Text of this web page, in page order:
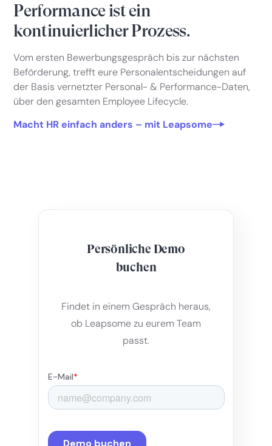
Performance ist ein
kontinuierlicher Prozess.
Vom ersten Bewerbungsgespräch bis zur nächsten
Beförderung, trefft eure Personalentscheidungen auf
der Basis vernetzter Personal- & Performance-Daten,
über den gesamten Employee Lifecycle.
Macht HR einfach anders – mit Leapsome
Persönliche Demo
buchen
Findet in einem Gespräch heraus,
ob Leapsome zu eurem Team
passt.